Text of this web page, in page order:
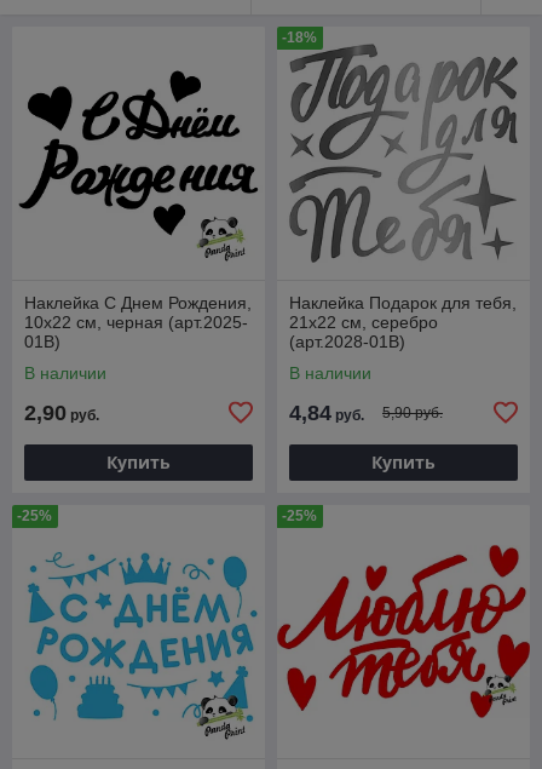
Наклейка С Днем Рождения,
10х22 см, черная (арт.2025-
01B)
В наличии
2,90 руб.
Купить
-18%
Наклейка Подарок для тебя,
21х22 см, серебро
(арт.2028-01B)
В наличии
4,84 руб. 5,90 руб.
Купить
-25% -25%